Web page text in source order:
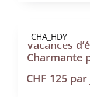
CHA_HDY
Vacances
Charmante
CHF 125